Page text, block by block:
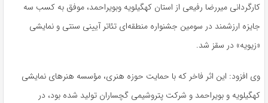
کارگردانی میررضا رفیعی از استان کهگیلویه وبویراحمد، موفق به کسب سه
جایزه ارزشمند در سومین جشنواره منطقه‌ای تئاتر آیینی سنتی و نمایشی
«زیویه» در سقز شد.
وی افزود: این اثر فاخر که با حمایت حوزه هنری، مؤسسه هنرهای نمایشی
کهگیلویه و بویراحمد و شرکت پتروشیمی گچساران تولید شده بود، در